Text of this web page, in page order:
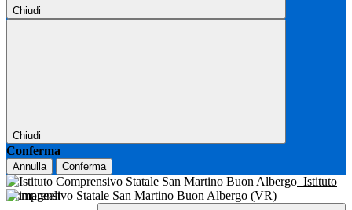
Chiudi
Chiudi
Conferma
Annulla Conferma
Istituto
Comprensivo Statale San Martino Buon Albergo (VR)